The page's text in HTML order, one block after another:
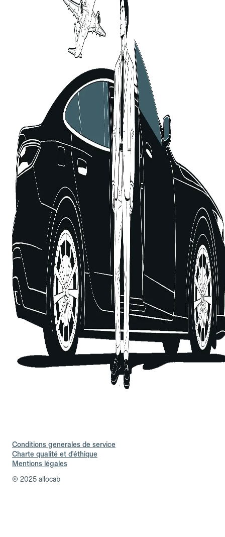
Conditions generales de service
Charte qualité et d'éthique
Mentions légales
© 2025 allocab